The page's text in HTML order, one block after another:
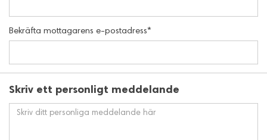
Bekräfta mottagarens e-postadress*
Skriv ett personligt meddelande